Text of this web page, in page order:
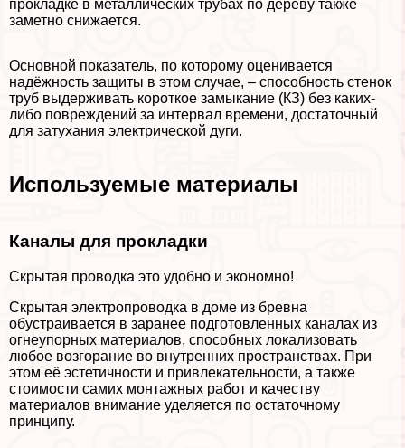
прокладке в металлических трубах по дереву также
заметно снижается.
Основной показатель, по которому оценивается
надёжность защиты в этом случае, – способность стенок
труб выдерживать короткое замыкание (КЗ) без каких-
либо повреждений за интервал времени, достаточный
для затухания электрической дуги.
Используемые материалы
Каналы для прокладки
Скрытая проводка это удобно и экономно!
Скрытая электропроводка в доме из бревна
обустраивается в заранее подготовленных каналах из
огнеупopных материалов, способных локализовать
любое возгорание во внутренних прострaнcтвах. При
этом её эстетичности и привлекательности, а также
стоимости самих монтажных работ и качеству
материалов внимание уделяется по остаточному
принципу.